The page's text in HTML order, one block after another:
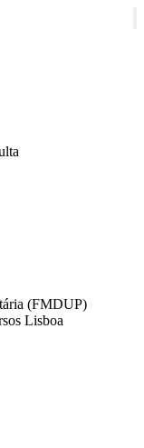
(FMDUP)
Lisboa